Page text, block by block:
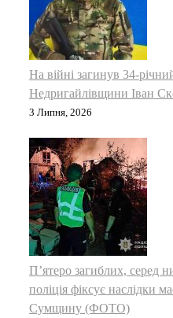
На війні загинув 34-
Недригайлівщини Іван
3 Липня, 2026
П’ятеро загиблих, серед
поліція фіксує наслідки
Сумщину (ФОТО)